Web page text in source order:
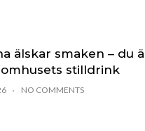
älskar smaken – du
stilldrink
NO COMMENTS